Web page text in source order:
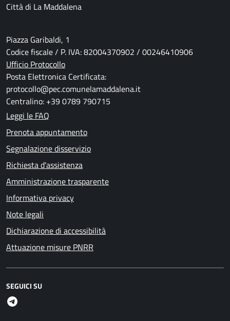
Città di La Maddalena
Piazza Garibaldi, 1
Codice fiscale / P. IVA: 82004370902 / 00246410906
Ufficio Protocollo
Posta Elettronica Certificata:
protocollo@pec.comunelamaddalena.it
Centralino: +39 0789 790715
Leggi le FAQ
Prenota appuntamento
Segnalazione disservizio
Richiesta d'assistenza
Amministrazione trasparente
Informativa privacy
Note legali
Dichiarazione di accessibilità
Attuazione misure PNRR
SEGUICI SU